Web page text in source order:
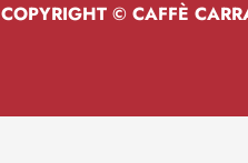
COPYRIGHT © CAFFÈ